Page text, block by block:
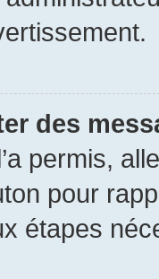
des
permis,
pour
étapes